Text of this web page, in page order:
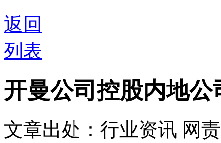
返回
列表
开曼公司控股内地
文章出处：行业资讯 网